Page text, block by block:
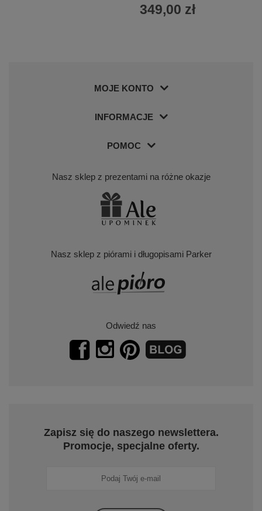
349,00 zł
MOJE KONTO
INFORMACJE
POMOC
Nasz sklep z prezentami na różne okazje
Nasz sklep z piórami i długopisami Parker
Odwiedź nas
Zapisz się do naszego newslettera.
Promocje, specjalne oferty.